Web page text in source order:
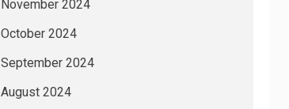
November 2024
October 2024
September 2024
August 2024